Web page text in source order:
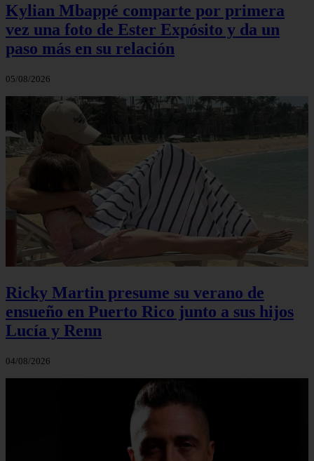
Kylian Mbappé comparte por primera
vez una foto de Ester Expósito y da un
paso más en su relación
05/08/2026
Ricky Martin presume su verano de
ensueño en Puerto Rico junto a sus hijos
Lucía y Renn
04/08/2026